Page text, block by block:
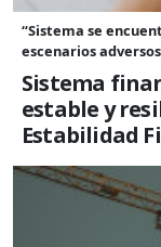
“Sistema se
escenarios
Sistema
estable y
Estabilidad